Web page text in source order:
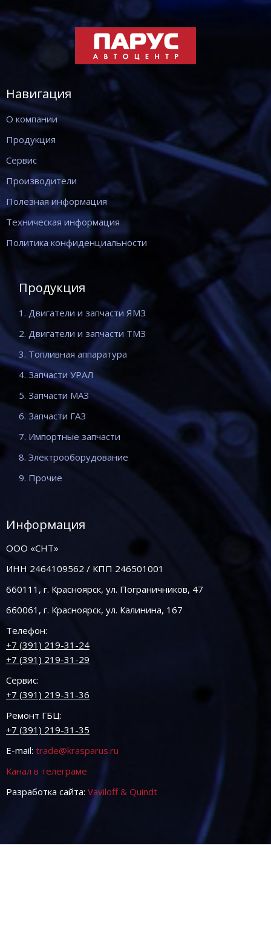
Навигация
О компании
Продукция
Сервис
Производители
Полезная информация
Техническая информация
Политика конфиденциальности
Продукция
1. Двигатели и запчасти ЯМЗ
2. Двигатели и запчасти ТМЗ
3. Топливная аппаратура
4. Запчасти УРАЛ
5. Запчасти МАЗ
6. Запчасти ГАЗ
7. Импортные запчасти
8. Электрооборудование
9. Прочие
Информация
ООО «СНТ»
ИНН 2464109562 / КПП 246501001
660111, г. Красноярск, ул. Пограничников, 47
660061, г. Красноярск, ул. Калинина, 167
Телефон:
+7 (391) 219-31-24
+7 (391) 219-31-29
Сервис:
+7 (391) 219-31-36
Ремонт ГБЦ:
+7 (391) 219-31-35
E-mail: trade@krasparus.ru
Канал в телеграме
Разработка сайта: Vaviloff & Quindt